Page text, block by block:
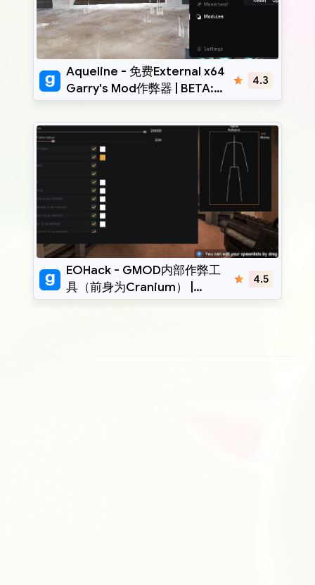
Aqueline
Aqueline - 免费External x64
Garry's Mod作弊器 | BETA:
4.3
EoHack
EOHack - GMOD内部作弊工
具（前身为Cranium） |
BETA: x86-x64
4.5